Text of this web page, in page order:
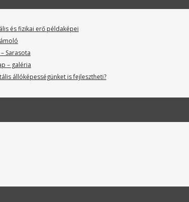
és fizikai erő példaképei
Sarasota
– galéria
állóképességünket is fejlesztheti?